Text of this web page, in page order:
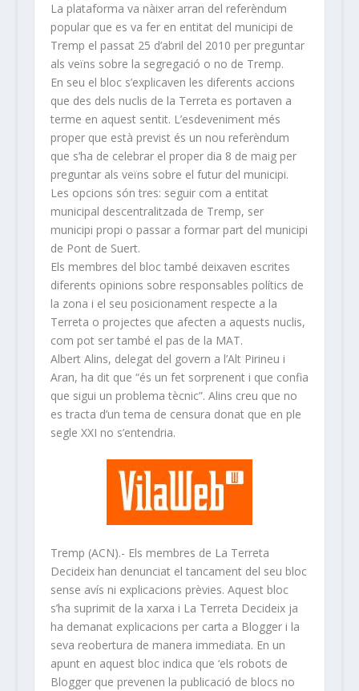
La plataforma va nàixer arran del referèndum
popular que es va fer en entitat del municipi de
Tremp el passat 25 d’abril del 2010 per preguntar
als veïns sobre la segregació o no de Tremp.
En seu el bloc s’explicaven les diferents accions
que des dels nuclis de la Terreta es portaven a
terme en aquest sentit. L’esdeveniment més
proper que està previst és un nou referèndum
que s’ha de celebrar el proper dia 8 de maig per
preguntar als veïns sobre el futur del municipi.
Les opcions són tres: seguir com a entitat
municipal descentralitzada de Tremp, ser
municipi propi o passar a formar part del municipi
de Pont de Suert.
Els membres del bloc també deixaven escrites
diferents opinions sobre responsables polítics de
la zona i el seu posicionament respecte a la
Terreta o projectes que afecten a aquests nuclis,
com pot ser també el pas de la MAT.
Albert Alins, delegat del govern a l’Alt Pirineu i
Aran, ha dit que “és un fet sorprenent i que confia
que sigui un problema tècnic”. Alins creu que no
es tracta d’un tema de censura donat que en ple
segle XXI no s’entendria.
Tremp (ACN).- Els membres de La Terreta
Decideix han denunciat el tancament del seu bloc
sense avís ni explicacions prèvies. Aquest bloc
s’ha suprimit de la xarxa i La Terreta Decideix ja
ha demanat explicacions per carta a Blogger i la
seva reobertura de manera immediata. En un
apunt en aquest bloc indica que ‘els robots de
Blogger que prevenen la publicació de blocs no